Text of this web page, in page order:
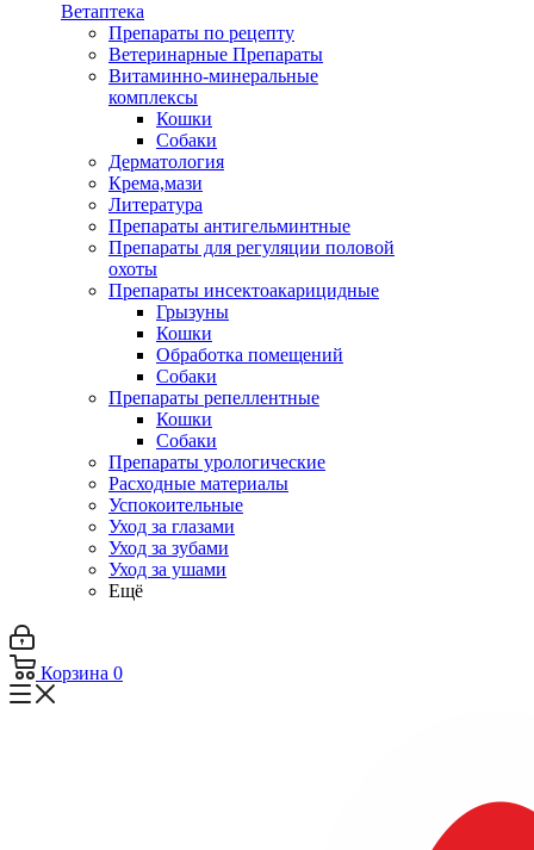
Ветаптека
Препараты по рецепту
Ветеринарные Препараты
Витаминно-минеральные
комплексы
Кошки
Собаки
Дерматология
Крема,мази
Литература
Препараты антигельминтные
Препараты для регуляции половой
охоты
Препараты инсектоакарицидные
Грызуны
Кошки
Обработка помещений
Собаки
Препараты репеллентные
Кошки
Собаки
Препараты урологические
Расходные материалы
Успокоительные
Уход за глазами
Уход за зубами
Уход за ушами
Ещё
Корзина 0